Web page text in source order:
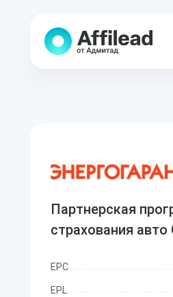
Партнерская
страхования авто
EPC
EPL